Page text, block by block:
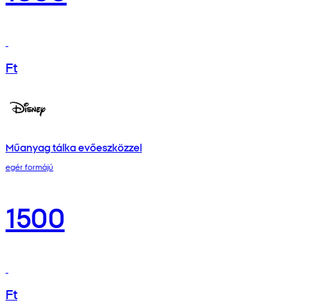
Ft
Műanyag tálka evőeszközzel
egér formájú
1500
Ft